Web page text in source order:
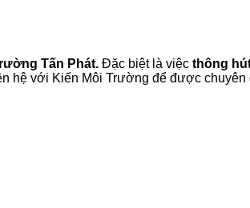
Tấn Phát. Đặc biệt là việc thông
hệ với Kiến Môi Trường để được